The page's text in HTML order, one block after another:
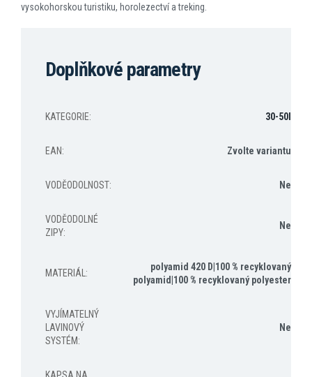
vysokohorskou turistiku, horolezectví a treking.
Doplňkové parametry
KATEGORIE: 30-50l
EAN: Zvolte variantu
VODĚODOLNOST: Ne
VODĚODOLNÉ
ZIPY:
Ne
MATERIÁL :
polyamid 420 D|100 % recyklovaný
polyamid|100 % recyklovaný polyester
VYJÍMATELNÝ
LAVINOVÝ
SYSTÉM:
Ne